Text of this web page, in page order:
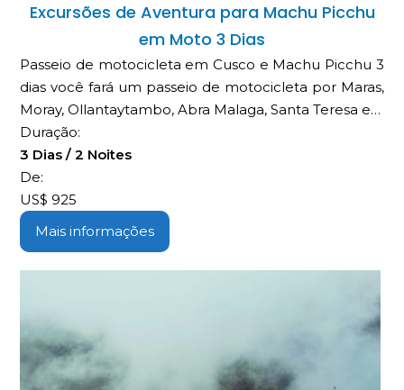
Excursões de Aventura para Machu Picchu
em Moto 3 Dias
Passeio de motocicleta em Cusco e Machu Picchu 3
dias você fará um passeio de motocicleta por Maras,
Moray, Ollantaytambo, Abra Malaga, Santa Teresa e…
Duração:
3 Dias / 2 Noites
De:
US$925
Mais informações